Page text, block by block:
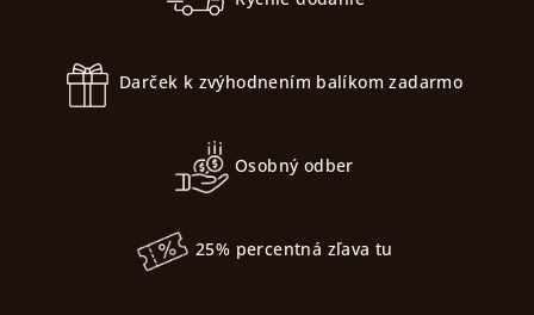
Darček k zvýhodnením balíkom zadarmo
Osobný odber
25% percentná zľava tu